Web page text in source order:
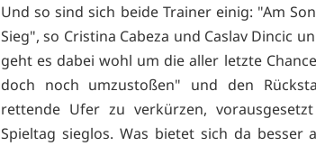
Und so sind sich beide Trainer einig: "Am
Sieg", so Cristina Cabeza und Caslav Dincic
geht es dabei wohl um die aller letzte
doch noch umzustoßen" und den
rettende Ufer zu verkürzen,
Spieltag sieglos. Was bietet sich da besser